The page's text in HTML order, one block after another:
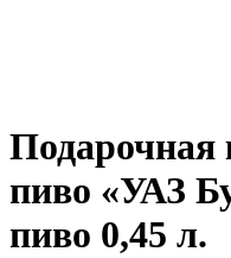
Подарочная
пиво «УАЗ
пиво 0,45 л.